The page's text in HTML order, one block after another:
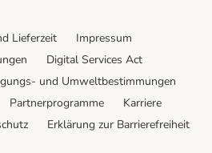
Lieferzeit
Impressum
Digital Services Act
und Umweltbestimmungen
Partnerprogramme
Karriere
Erklärung zur Barrierefreiheit